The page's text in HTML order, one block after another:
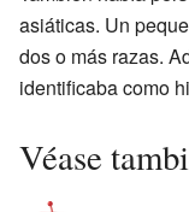
asiáticas. Un
dos o más razas.
identificaba como
Véase